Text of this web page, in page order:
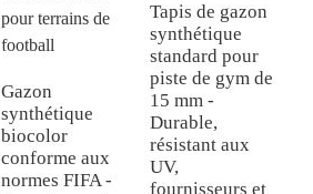
Gazon
synthétique
biocolor
conforme aux
normes FIFA -
Tapis de gazon
synthétique
standard pour
piste de gym de
15 mm -
Durable,
résistant aux
UV,
fournisseurs et